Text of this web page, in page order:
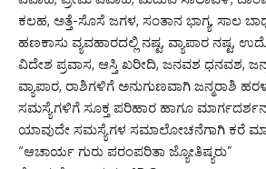
ಕಲಹ, ಅತ್ತೆ-ಸೊಸೆ ಜಗಳ, ಸಂತಾನ ಭಾಗ್ಯ, ಸಾಲ
ಹಣಕಾಸು ವ್ಯವಹಾರದಲ್ಲಿ ನಷ್ಟ, ವ್ಯಾಪಾರ ನಷ್ಟ,
ವಿದೇಶ ಪ್ರವಾಸ, ಆಸ್ತಿ ಖರೀದಿ, ಜನವಶ ಧನವಶ,
ವ್ಯಾಪಾರ, ರಾಶಿಗಳಿಗೆ ಅನುಗುಣವಾಗಿ ಜನ್ಮರಾಶಿ
ಸಮಸ್ಯೆಗಳಿಗೆ ಸೂಕ್ತ ಪರಿಹಾರ ಹಾಗೂ ಮಾರ್ಗದರ್ಶನ
ಯಾವುದೇ ಸಮಸ್ಯೆಗಳ ಸಮಾಲೋಚನೆಗಾಗಿ ಕರೆ
“ಆಚಾರ್ಯ ಗುರು ಪರಂಪರಿತಾ ಜ್ಯೋತಿಷ್ಯರು”